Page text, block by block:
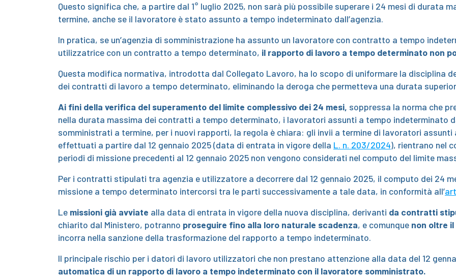
Questo significa che, a partire dal 1° luglio 2025, non sarà più possibile superare i 24 mesi di durata
termine, anche se il lavoratore è stato assunto a tempo indeterminato dall’agenzia.
In pratica, se un’agenzia di somministrazione ha assunto un lavoratore con contratto a tempo
utilizzatrice con un contratto a tempo determinato, il rapporto di lavoro a tempo determinato non
Questa modifica normativa, introdotta dal Collegato Lavoro, ha lo scopo di uniformare la disciplina
dei contratti di lavoro a tempo determinato, eliminando la deroga che permetteva una durata
Ai fini della verifica del superamento del limite complessivo dei 24 mesi, soppressa la norma che
nella durata massima dei contratti a tempo determinato, i lavoratori assunti a tempo indeterminato
somministrati a termine, per i nuovi rapporti, la regola è chiara: gli invii a termine di lavoratori
effettuati a partire dal 12 gennaio 2025 (data di entrata in vigore della L. n. 203/2024), rientrano nel
periodi di missione precedenti al 12 gennaio 2025 non vengono considerati nel computo del limite
Per i contratti stipulati tra agenzia e utilizzatore a decorrere dal 12 gennaio 2025, il computo dei 24
missione a tempo determinato intercorsi tra le parti successivamente a tale data, in conformità all’
Le missioni già avviate alla data di entrata in vigore della nuova disciplina, derivanti da contratti
chiarito dal Ministero, potranno proseguire fino alla loro naturale scadenza, e comunque non oltre il
incorra nella sanzione della trasformazione del rapporto a tempo indeterminato.
Il principale rischio per i datori di lavoro utilizzatori che non prestano attenzione alla data del 12
automatica di un rapporto di lavoro a tempo indeterminato con il lavoratore somministrato.